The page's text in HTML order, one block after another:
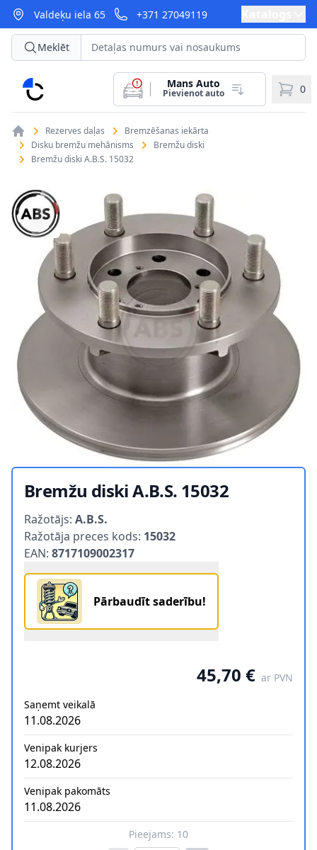
Valdeķu iela 65 +371 27049119
CarParts
Meklēt
Mans Auto
Pievienot auto 0
Rezerves daļas
Bremzēšanas iekārta
Disku bremžu mehānisms
Bremžu diski
Bremžu diski A.B.S. 15032
Bremžu diski A.B.S. 15032
Ražotājs: A.B.S.
Ražotāja preces kods: 15032
EAN: 8717109002317
Pārbaudīt saderību!
45,70 € ar PVN
Saņemt veikalā
11.08.2026
Venipak kurjers
12.08.2026
Venipak pakomāts
11.08.2026
Pieejams: 10